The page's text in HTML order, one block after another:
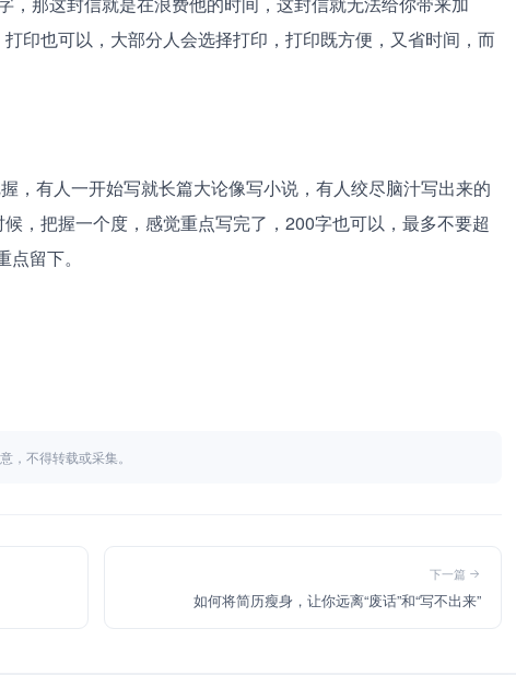
印也可以，大部分人会选择打印，打印既方便，又省时间，而
，把握一个度，感觉重点写完了，200字也可以，最多不要超
留下。
，不得转载或采集。
下一篇
如何将简历瘦身，让你远离“废话”和“写不出来”